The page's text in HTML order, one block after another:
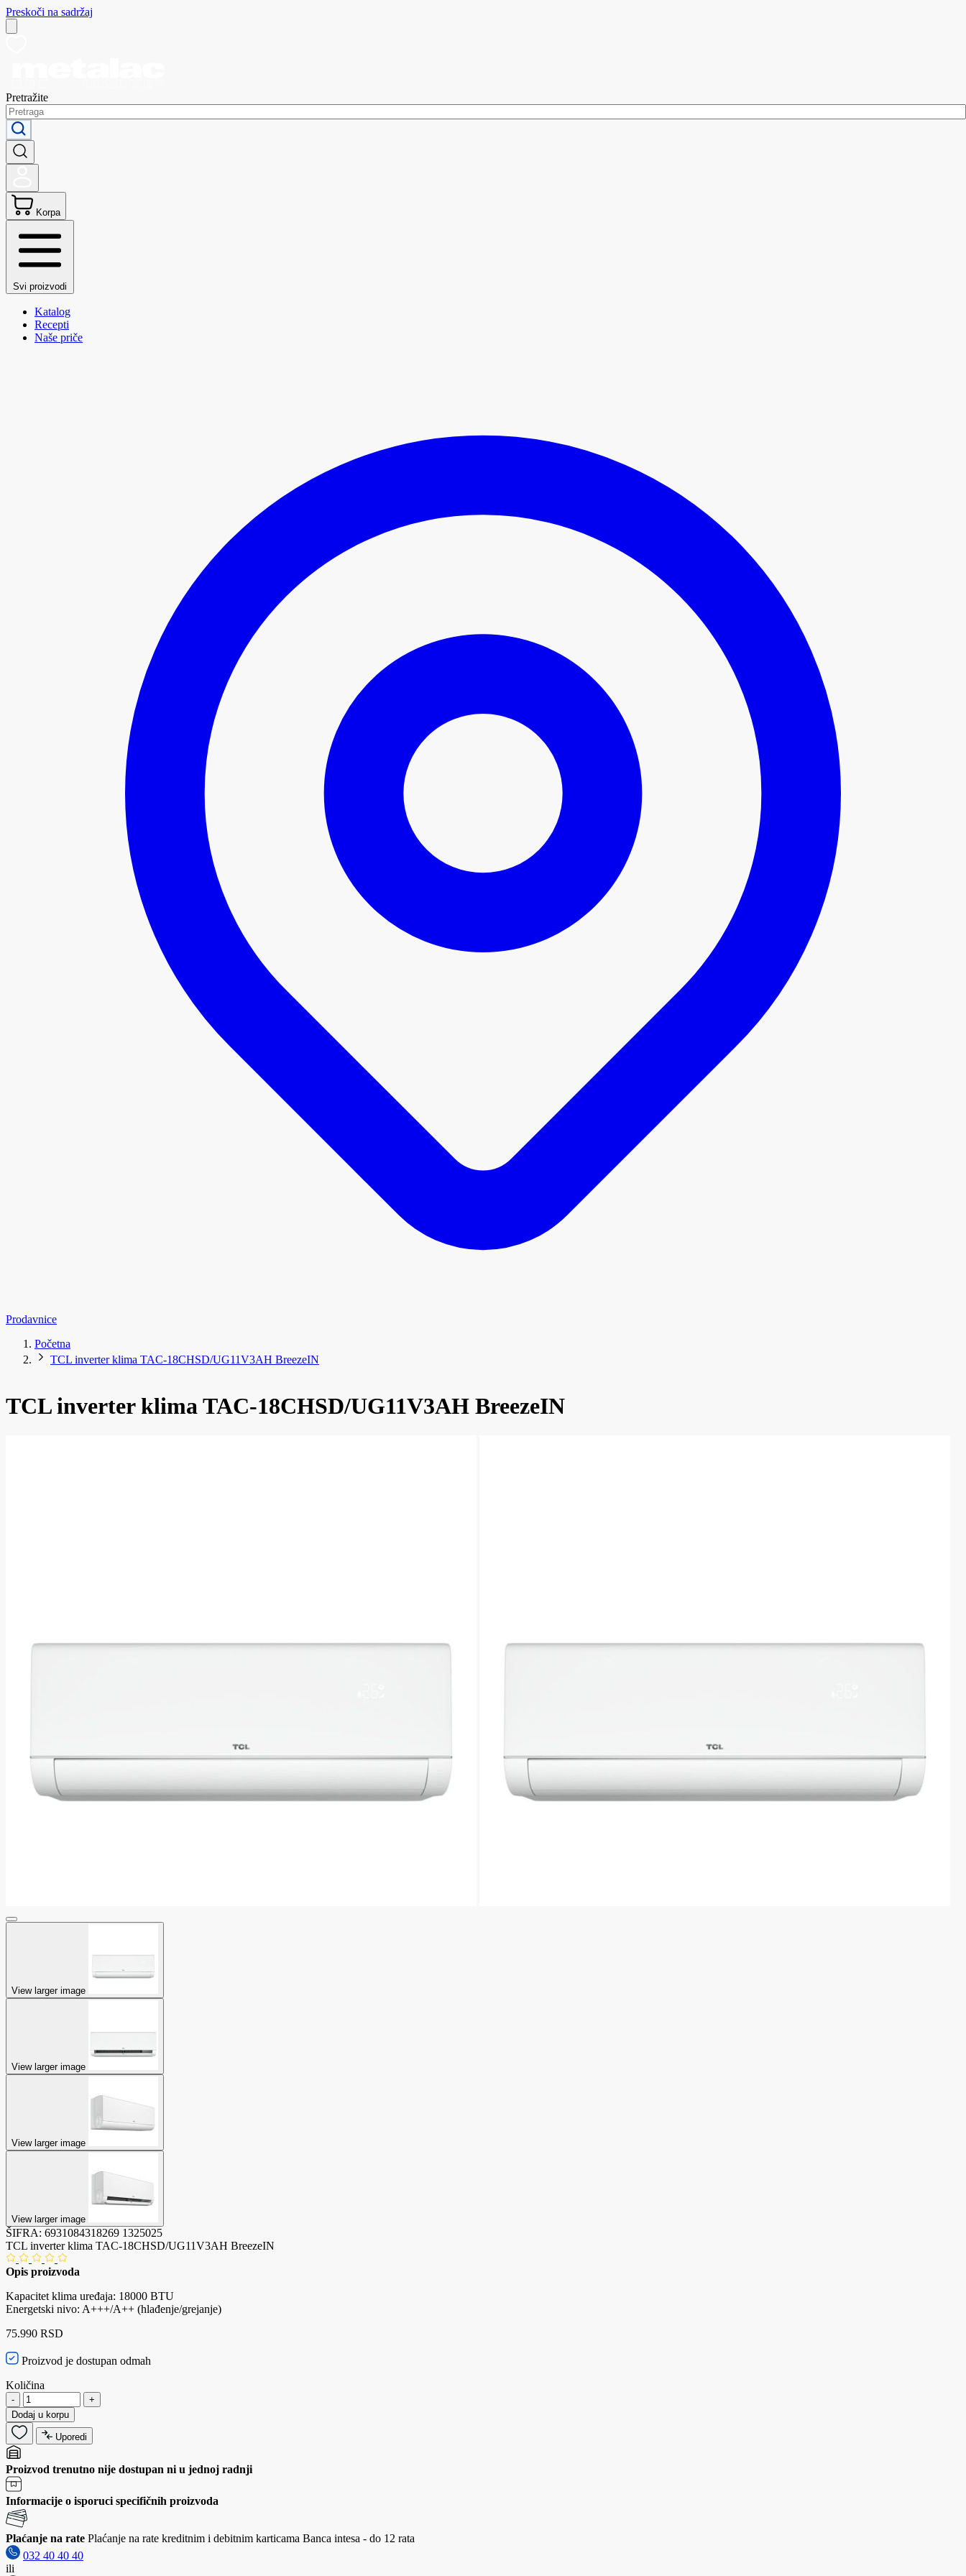
Preskoči na sadržaj
Pretražite
Korpa
Svi proizvodi
Katalog
Recepti
Naše priče
Prodavnice
Početna
TCL inverter klima TAC-18CHSD/UG11V3AH BreezeIN
TCL inverter klima TAC-18CHSD/UG11V3AH BreezeIN
View larger image
View larger image
View larger image
View larger image
ŠIFRA: 6931084318269 1325025
TCL inverter klima TAC-18CHSD/UG11V3AH BreezeIN
Opis proizvoda
Kapacitet klima uređaja: 18000 BTU
Energetski nivo: A+++/A++ (hlađenje/grejanje)
75.990 RSD
Proizvod je dostupan odmah
Količina
-
+
Dodaj u korpu
Uporedi
Proizvod trenutno nije dostupan ni u jednoj radnji
Informacije o isporuci specifičnih proizvoda
Plaćanje na rate Plaćanje na rate kreditnim i debitnim karticama Banca intesa - do 12 rata
032 40 40 40
ili